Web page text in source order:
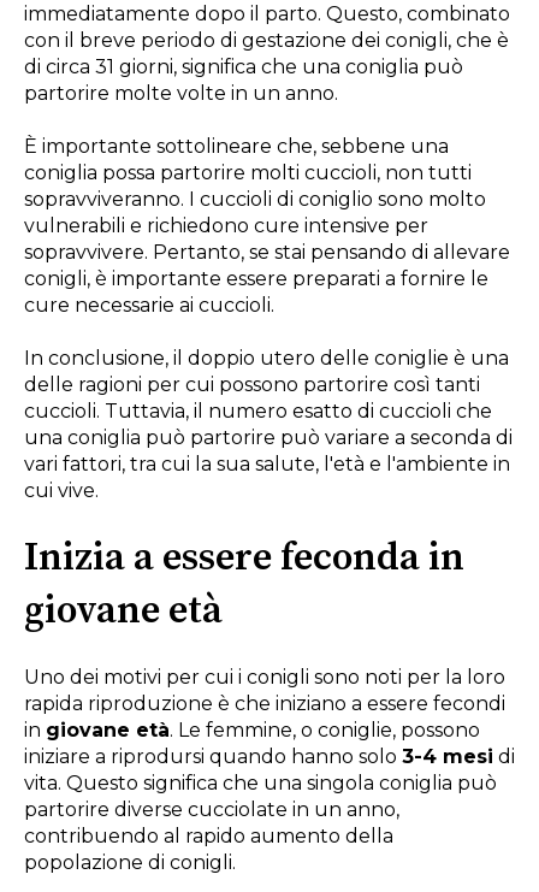
immediatamente dopo il parto. Questo, combinato
con il breve periodo di gestazione dei conigli, che è
di circa 31 giorni, significa che una coniglia può
partorire molte volte in un anno.
È importante sottolineare che, sebbene una
coniglia possa partorire molti cuccioli, non tutti
sopravviveranno. I cuccioli di coniglio sono molto
vulnerabili e richiedono cure intensive per
sopravvivere. Pertanto, se stai pensando di allevare
conigli, è importante essere preparati a fornire le
cure necessarie ai cuccioli.
In conclusione, il doppio utero delle coniglie è una
delle ragioni per cui possono partorire così tanti
cuccioli. Tuttavia, il numero esatto di cuccioli che
una coniglia può partorire può variare a seconda di
vari fattori, tra cui la sua salute, l'età e l'ambiente in
cui vive.
Inizia a essere feconda in
giovane età
Uno dei motivi per cui i conigli sono noti per la loro
rapida riproduzione è che iniziano a essere fecondi
in giovane età. Le femmine, o coniglie, possono
iniziare a riprodursi quando hanno solo 3-4 mesi di
vita. Questo significa che una singola coniglia può
partorire diverse cucciolate in un anno,
contribuendo al rapido aumento della
popolazione di conigli.